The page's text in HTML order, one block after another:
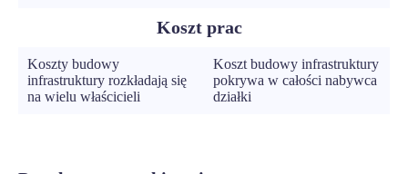
Koszt prac
Koszty budowy
infrastruktury rozkładają się
na wielu właścicieli
Koszt budowy infrastruktury
pokrywa w całości nabywca
działki